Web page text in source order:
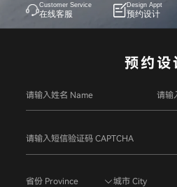
Customer Service
在线客服
Design Appt
预约设计
预约设
省份 Province 城市 City